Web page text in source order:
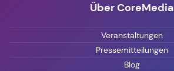
Über CoreMedia
Veranstaltungen
Pressemitteilungen
Blog